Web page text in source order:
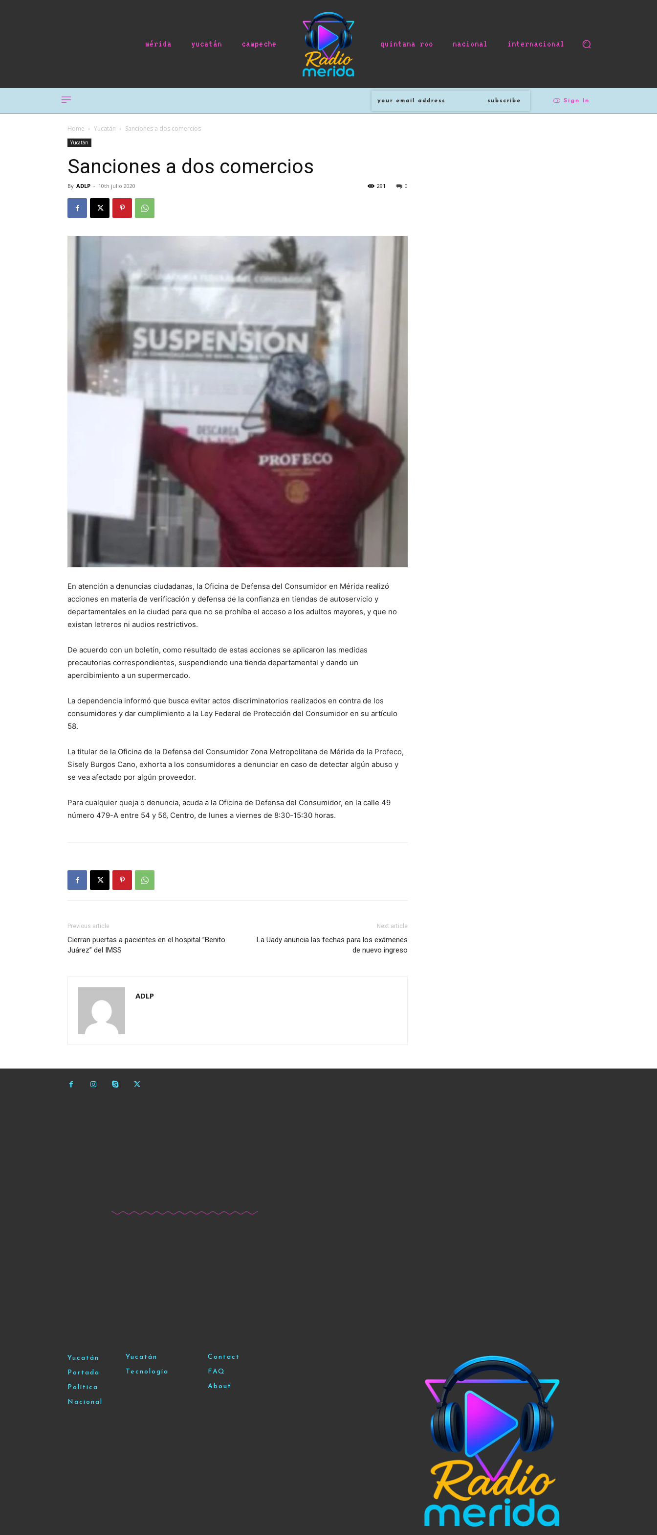
mérida yucatán campeche quintana roo nacional internacional
subscribe Sign In
Home Yucatán Sanciones a dos comercios
Yucatán
Sanciones a dos comercios
By ADLP - 10th julio 2020 0
291
En atención a denuncias ciudadanas, la Oficina de Defensa del Consumidor en Mérida realizó
acciones en materia de verificación y defensa de la confianza en tiendas de autoservicio y
departamentales en la ciudad para que no se prohíba el acceso a los adultos mayores, y que no
existan letreros ni audios restrictivos.
De acuerdo con un boletín, como resultado de estas acciones se aplicaron las medidas
precautorias correspondientes, suspendiendo una tienda departamental y dando un
apercibimiento a un supermercado.
La dependencia informó que busca evitar actos discriminatorios realizados en contra de los
consumidores y dar cumplimiento a la Ley Federal de Protección del Consumidor en su artículo
58.
La titular de la Oficina de la Defensa del Consumidor Zona Metropolitana de Mérida de la Profeco,
Sisely Burgos Cano, exhorta a los consumidores a denunciar en caso de detectar algún abuso y
se vea afectado por algún proveedor.
Para cualquier queja o denuncia, acuda a la Oficina de Defensa del Consumidor, en la calle 49
número 479-A entre 54 y 56, Centro, de lunes a viernes de 8:30-15:30 horas.
Previous article
Cierran puertas a pacientes en el hospital ”Benito
Juárez” del IMSS
Next article
La Uady anuncia las fechas para los exámenes
de nuevo ingreso
ADLP
Yucatán
Portada
Política
Nacional
Yucatán
Tecnología
Contact
FAQ
About